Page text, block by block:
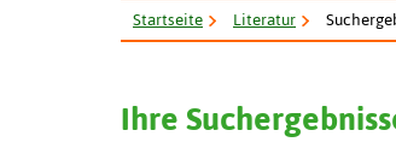
Startseite Literatur
Ihre